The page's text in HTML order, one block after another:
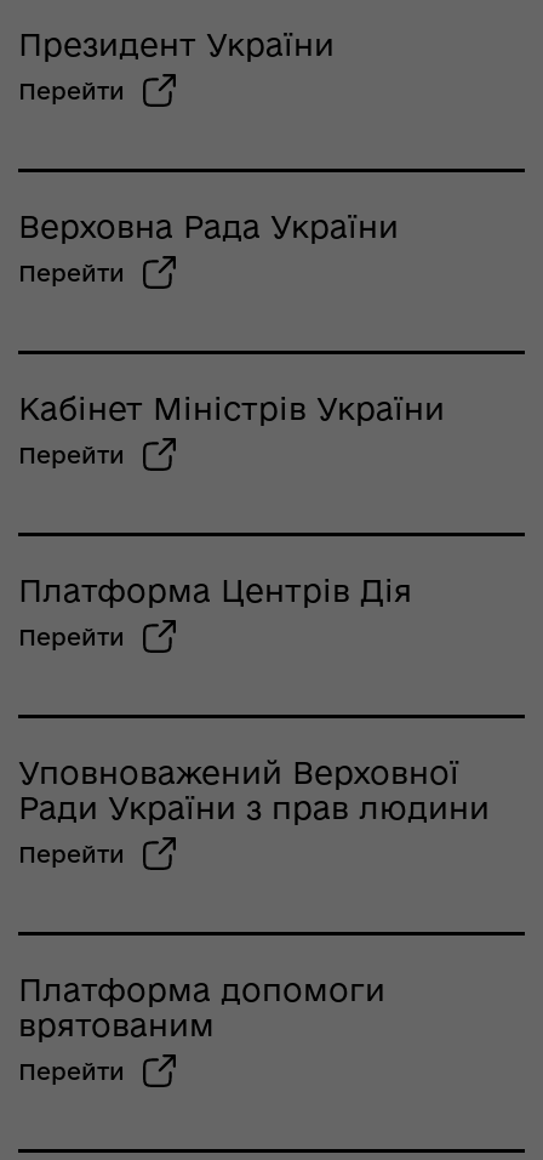
Президент України
Перейти
Верховна Рада України
Перейти
Кабінет Міністрів України
Перейти
Платформа Центрів Дія
Перейти
Уповноважений Верховної
Ради України з прав людини
Перейти
Платформа допомоги
врятованим
Перейти